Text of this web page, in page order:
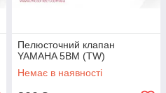
Пелюсточний клапан
YAMAHA 5BM (TW)
Немає в наявності